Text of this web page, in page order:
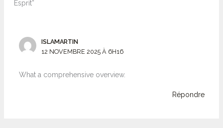
Esprit”
ISLAMARTIN
12 NOVEMBRE 2025 À 6H16
What a comprehensive overview.
Répondre